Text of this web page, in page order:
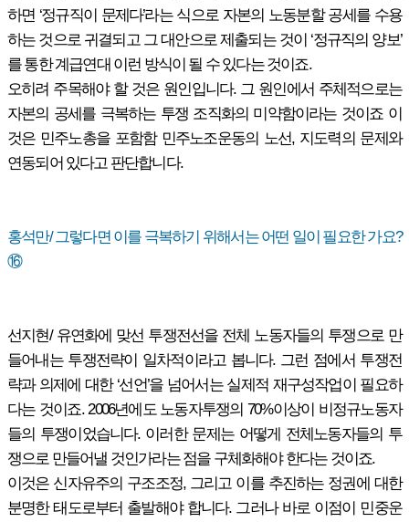
하면 ‘정규직이 문제다’라는 식으로 자본의 노동분할 공세를 수용
하는 것으로 귀결되고 그 대안으로 제출되는 것이 ‘정규직의 양보’
를 통한 계급연대 이런 방식이 될 수 있다는 것이죠.
오히려 주목해야 할 것은 원인입니다. 그 원인에서 주체적으로는
자본의 공세를 극복하는 투쟁 조직화의 미약함이라는 것이죠 이
것은 민주노총을 포함함 민주노조운동의 노선, 지도력의 문제와
연동되어 있다고 판단합니다.
홍석만/ 그렇다면 이를 극복하기 위해서는 어떤 일이 필요한 가요?
⑯
선지현/ 유연화에 맞선 투쟁전선을 전체 노동자들의 투쟁으로 만
들어내는 투쟁전략이 일차적이라고 봅니다. 그런 점에서 투쟁전
략과 의제에 대한 ‘선언’을 넘어서는 실제적 재구성작업이 필요하
다는 것이죠. 2006년에도 노동자투쟁의 70%이상이 비정규노동자
들의 투쟁이었습니다. 이러한 문제는 어떻게 전체노동자들의 투
쟁으로 만들어낼 것인가라는 점을 구체화해야 한다는 것이죠.
이것은 신자유주의 구조조정, 그리고 이를 추진하는 정권에 대한
분명한 태도로부터 출발해야 합니다. 그러나 바로 이점이 민중운